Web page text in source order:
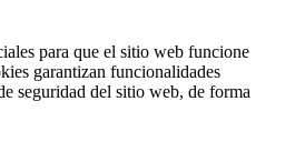
para que el sitio web funcione
garantizan funcionalidades
seguridad del sitio web, de forma